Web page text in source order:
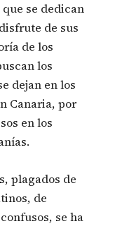
se dedican
de sus
de los
los
dejan en los
Canaria, por
en los
plagados de
de
se ha